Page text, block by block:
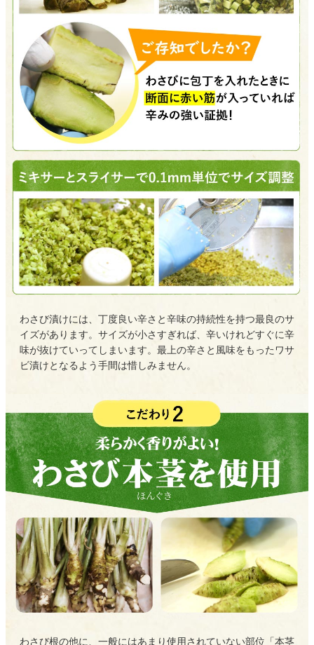
わさび漬けには、丁度良い辛さと辛味の持続性を持つ最良のサ
イズがあります。サイズが小さすぎれば、辛いけれどすぐに辛
味が抜けていってしまいます。最上の辛さと風味をもったワサ
ビ漬けとなるよう手間は惜しみません。
わさび根の他に、一般にはあまり使用されていない部位「本茎